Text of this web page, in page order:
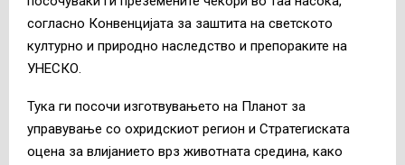
согласно Конвенцијата за заштита на светското
културно и природно наследство и препораките на
УНЕСКО.
Тука ги посочи изготвувањето на Планот за
управување со охридскиот регион и Стратегиската
оцена за влијанието врз животната средина, како